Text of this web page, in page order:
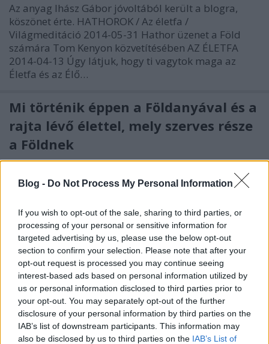
Blog - Do Not Process My Personal Information
If you wish to opt-out of the sale, sharing to third parties, or
processing of your personal or sensitive information for
targeted advertising by us, please use the below opt-out
section to confirm your selection. Please note that after your
opt-out request is processed you may continue seeing
interest-based ads based on personal information utilized by
us or personal information disclosed to third parties prior to
your opt-out. You may separately opt-out of the further
disclosure of your personal information by third parties on the
IAB’s list of downstream participants. This information may
also be disclosed by us to third parties on the IAB’s List of
Az anyag Ihász Gábor jóvoltából került a blogra,
köszönet érte. HATHOROK / Az életfa /
Világmeditáció 2014-05-31 Hathor üzenet a Föld
számára Tom Kenyon közvetítésében AZ ÉLETFA
2014-04-13 Úgy látjuk, hogy ti vagytok maga az
Életfa és az Élő…
Mi történik éppen a Földanyával és a
rajta lévő élettel, mely szerves része
a Földnek
Istengyermek•2014. február 25. 0
képe Holdanyóról és az Esthajnal csillagról, mely a
a Vénusz népies neve. Ma február 25.-én van a
harmadik napja, hogy Földanya vajúdik. A régi
energetikai mezejét írja át, mely nem kis feladat.
Kérlek segíts Neki, melyet…
A Földanya fájdalmának enyhítésére
fogjunk össze!
Istengyermek• 2013. október 01.